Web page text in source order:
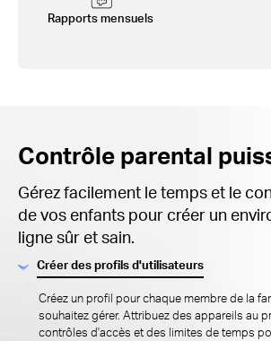
Rapports mensuels
Contrôle parental
Gérez facilement le temps et le
de vos enfants pour créer un
ligne sûr et sain.
Créer des profils d'utilisateurs
Créez un profil pour chaque membre de la
souhaitez gérer. Attribuez des appareils au
contrôles d'accès et des limites de temps